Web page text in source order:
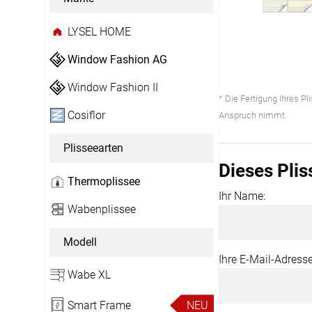
Zubehör
Massanfertigung
SERVICE
Haben Sie Fragen?
Servicezeiten
Montag - Freitag: 07:00 - 20:00 Uhr
LYSEL HOME
Window Fashion AG
Window Fashion II
Cosiflor
Plisseearten
Thermoplissee
Wabenplissee
Modell
Wabe XL
Smart Frame NEU
* Die Fertigung Ihres
Anspruch nimmt.
Dieses
Ihr Name:
Ihre E-Mail-